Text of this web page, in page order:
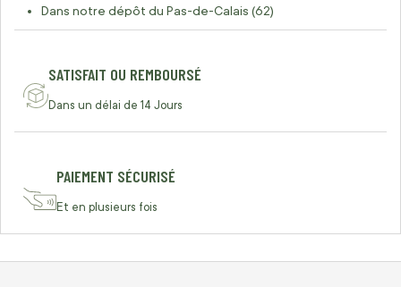
Dans notre dépôt du Pas-de-Calais (62)
SATISFAIT OU REMBOURSÉ
Dans un délai de 14 Jours
PAIEMENT SÉCURISÉ
Et en plusieurs fois